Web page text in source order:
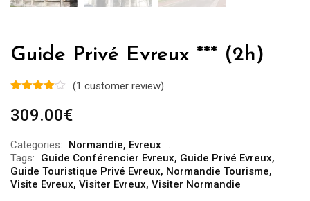
Guide Privé Evreux *** (2h)
(1 customer review)
309.00€
Categories: Normandie, Evreux
Tags:
Guide Conférencier Evreux, Guide Privé Evreux,
Guide Touristique Privé Evreux, Normandie Tourisme,
Visite Evreux, Visiter Evreux, Visiter Normandie